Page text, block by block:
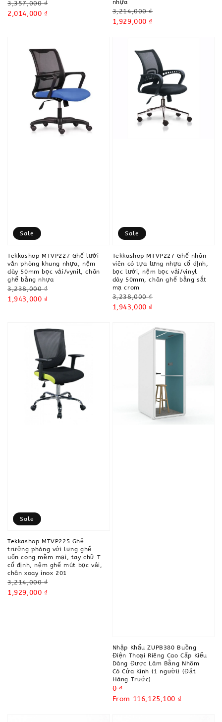
Regular
price
3,357,000 ₫
Sale
2,014,000 ₫
nhựa
Regular
price
3,214,000 ₫
Sale
1,929,000 ₫
Sale
Tekkashop MTVP227 Ghế lưới
văn phòng khung nhựa, nệm
dày 50mm bọc vải/vynil, chân
ghế bằng nhựa
Regular
price
3,238,000 ₫
Sale
1,943,000 ₫
Sale
Tekkashop MTVP227 Ghế nhân
viên có tựa lưng nhựa cố định,
bọc lưới, nệm bọc vải/vinyl
dày 50mm, chân ghế bằng sắt
mạ crom
Regular
price
3,238,000 ₫
Sale
1,943,000 ₫
Sale
Tekkashop MTVP225 Ghế
trưởng phòng với lưng ghế
uốn cong mềm mại, tay chữ T
cố định, nệm ghế mút bọc vải,
chân xoay inox 201
Regular
price
3,214,000 ₫
Sale
1,929,000 ₫
Nhập Khẩu ZUPB380 Buồng
Điện Thoại Riêng Cao Cấp Kiểu
Dáng Được Làm Bằng Nhôm
Có Cửa Kính (1 người) (Đặt
Hàng Trước)
Regular
price
0 ₫
Sale
From 116,125,100 ₫